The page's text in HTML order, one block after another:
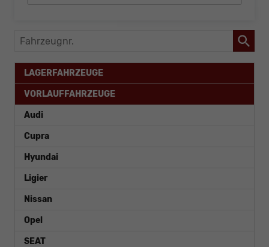
Fahrzeugnr.
LAGERFAHRZEUGE
VORLAUFFAHRZEUGE
Audi
Cupra
Hyundai
Ligier
Nissan
Opel
SEAT